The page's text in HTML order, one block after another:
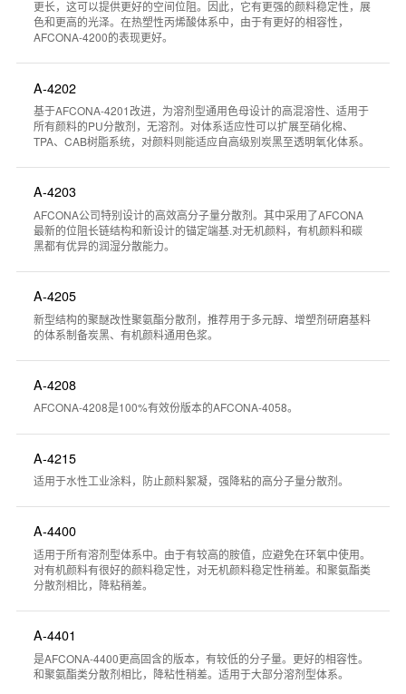
更长，这可以提供更好的空间位阻。因此，它有更强的颜料稳定性，展
色和更高的光泽。在热塑性丙烯酸体系中，由于有更好的相容性，
AFCONA-4200的表现更好。
A-4202
基于AFCONA-4201改进，为溶剂型通用色母设计的高混溶性、适用于
所有颜料的PU分散剂，无溶剂。对体系适应性可以扩展至硝化棉、
TPA、CAB树脂系统，对颜料则能适应自高级别炭黑至透明氧化体系。
A-4203
AFCONA公司特别设计的高效高分子量分散剂。其中采用了AFCONA
最新的位阻长链结构和新设计的锚定端基.对无机颜料，有机颜料和碳
黑都有优异的润湿分散能力。
A-4205
新型结构的聚醚改性聚氨酯分散剂，推荐用于多元醇、增塑剂研磨基料
的体系制备炭黑、有机颜料通用色浆。
A-4208
AFCONA-4208是100%有效份版本的AFCONA-4058。
A-4215
适用于水性工业涂料，防止颜料絮凝，强降粘的高分子量分散剂。
A-4400
适用于所有溶剂型体系中。由于有较高的胺值，应避免在环氧中使用。
对有机颜料有很好的颜料稳定性，对无机颜料稳定性稍差。和聚氨酯类
分散剂相比，降粘稍差。
A-4401
是AFCONA-4400更高固含的版本，有较低的分子量。更好的相容性。
和聚氨酯类分散剂相比，降粘性稍差。适用于大部分溶剂型体系。